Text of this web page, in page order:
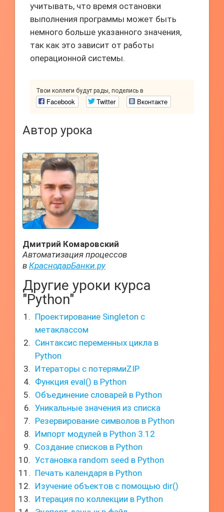
учитывать, что время остановки
выполнения программы может быть
немного больше указанного значения,
так как это зависит от работы
операционной системы.
Твои коллеги будут рады, поделись в
Facebook Twitter Вконтакте
Автор урока
Дмитрий Комаровский
Автоматизация процессов
в КраснодарБанки.ру
Другие уроки курса
"Python"
Проектирование Singleton с
метаклассом
Синтаксис переменных цикла в
Python
Итераторы с потерямиZIP
Функция eval() в Python
Объединение словарей в Python
Уникальные значения из списка
Резервирование символов в Python
Импорт модулей в Python 3.12
Создание списков в Python
Установка random seed в Python
Печать календаря в Python
Изучение объектов с помощью dir()
Итерация по коллекции в Python